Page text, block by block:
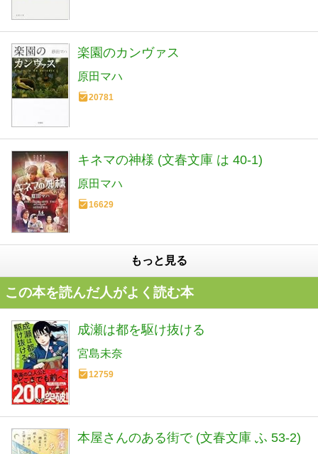
楽園のカンヴァス
原田マハ
20781
キネマの神様 (文春文庫 は 40-1)
原田マハ
16629
もっと見る
この本を読んだ人がよく読む本
成瀬は都を駆け抜ける
宮島未奈
12759
本屋さんのある街で (文春文庫 ふ 53-2)